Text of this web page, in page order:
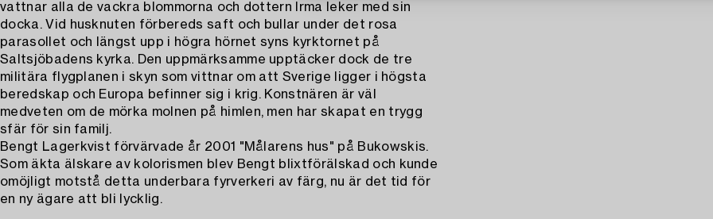
vattnar alla de vackra blommorna och dottern Irma leker med sin
docka. Vid husknuten förbereds saft och bullar under det rosa
parasollet och längst upp i högra hörnet syns kyrktornet på
Saltsjöbadens kyrka. Den uppmärksamme upptäcker dock de tre
militära flygplanen i skyn som vittnar om att Sverige ligger i högsta
beredskap och Europa befinner sig i krig. Konstnären är väl
medveten om de mörka molnen på himlen, men har skapat en trygg
sfär för sin familj.
Bengt Lagerkvist förvärvade år 2001 "Målarens hus" på Bukowskis.
Som äkta älskare av kolorismen blev Bengt blixtförälskad och kunde
omöjligt motstå detta underbara fyrverkeri av färg, nu är det tid för
en ny ägare att bli lycklig.